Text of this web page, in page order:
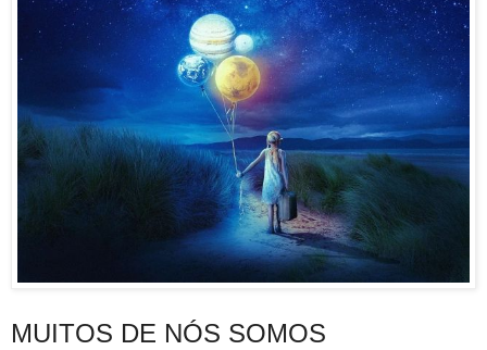
MUITOS DE NÓS SOMOS